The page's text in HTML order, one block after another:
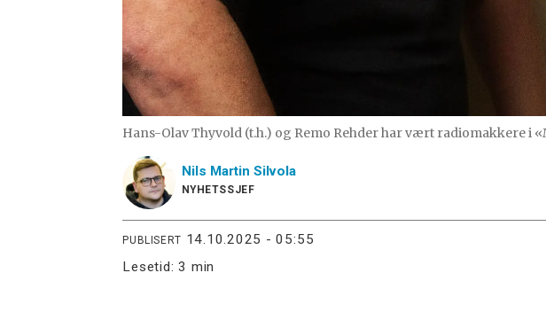
Hans-Olav Thyvold (t.h.) og Remo Rehder har vært radiomakkere i
Nils Martin Silvola
NYHETSSJEF
PUBLISERT
14.10.2025 - 05:55
Lesetid:3 min